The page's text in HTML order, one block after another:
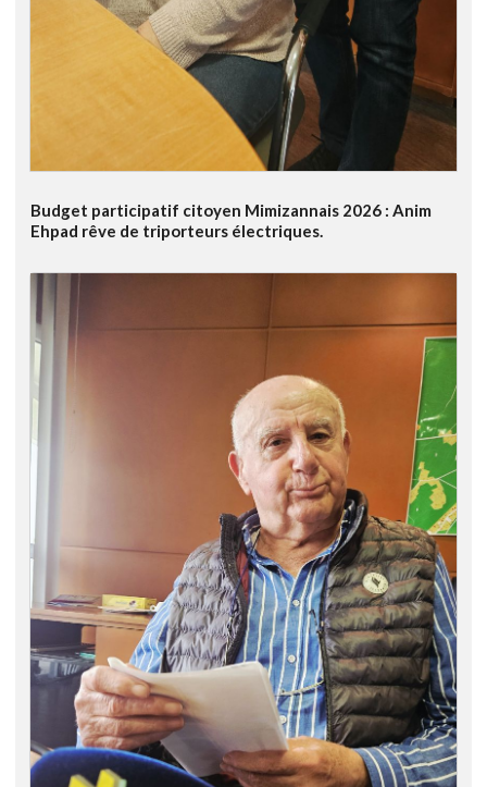
Budget participatif citoyen Mimizannais 2026 : Anim
Ehpad rêve de triporteurs électriques.